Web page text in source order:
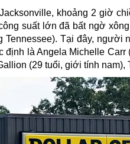
khoảng 2 giờ
suất lớn đã bất ngờ
Tennessee). Tại đây,
định là Angela Michelle Carr
(29 tuổi, giới tính nam),